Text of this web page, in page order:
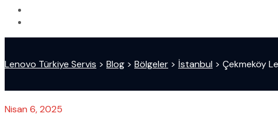
Lenovo Türkiye Servis > Blog > Bölgeler > İstanbul > Çekmeköy
Nisan 6, 2025